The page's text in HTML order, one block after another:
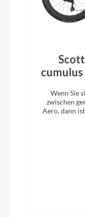
Wenn Sie
zwischen
Aero, dann